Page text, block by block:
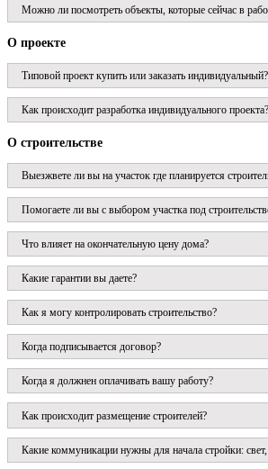
Можно ли посмотреть объекты, которые сейчас в
О проекте
Типовой проект купить или заказать индивидуальный?
Как происходит разработка индивидуального проекта?
О строительстве
Выезжвете ли вы на участок где планируется
Помогаете ли вы с выбором участка под
Что влияет на окончательную цену дома?
Какие гарантии вы даете?
Как я могу контролировать строительство?
Когда подписывается договор?
Когда я должнен оплачивать вашу работу?
Как происходит размещение строителей?
Какие коммуникации нужны для начала стройки: